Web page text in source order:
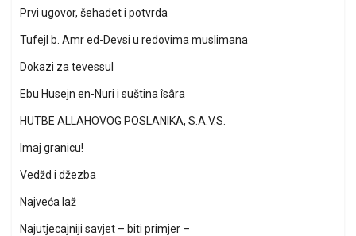
Prvi ugovor, šehadet i potvrda
Tufejl b. Amr ed-Devsi u redovima muslimana
Dokazi za tevessul
Ebu Husejn en-Nuri i suština îsâra
HUTBE ALLAHOVOG POSLANIKA, S.A.V.S.
Imaj granicu!
Vedžd i džezba
Najveća laž
Najutjecajniji savjet – biti primjer –